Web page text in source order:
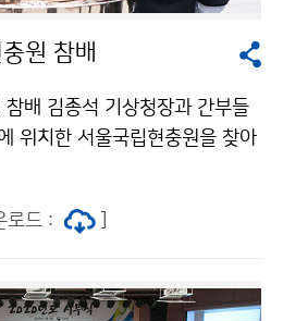
원 참배
배 김종석 기상청장과 간부들
위치한 서울국립현충원을 찾아
로드 :